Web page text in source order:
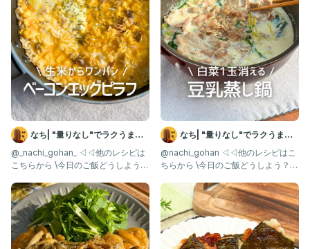
なち| "量りなし"でラクうまご
はん
@_nachi_gohan_ ◁◁他のレシピは
こちらから \今日のご飯どうしよう？
なち| "量りなし"でラクうまご
はん
@nachi_gohan ◁◁他のレシピはこ
ちらから \今日のご飯どうしよう？を